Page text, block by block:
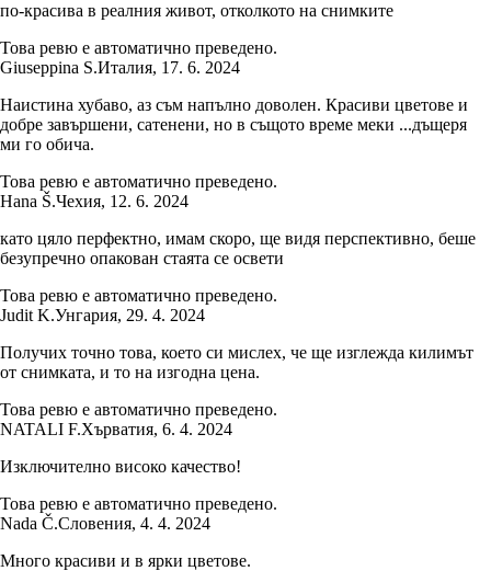
по-красива в реалния живот, отколкото на снимките
Това ревю е автоматично преведено.
Giuseppina S.Италия, 17. 6. 2024
Наистина хубаво, аз съм напълно доволен. Красиви цветове и
добре завършени, сатенени, но в същото време меки ...дъщеря
ми го обича.
Това ревю е автоматично преведено.
Hana Š.Чехия, 12. 6. 2024
като цяло перфектно, имам скоро, ще видя перспективно, беше
безупречно опакован стаята се освети
Това ревю е автоматично преведено.
Judit K.Унгария, 29. 4. 2024
Получих точно това, което си мислех, че ще изглежда килимът
от снимката, и то на изгодна цена.
Това ревю е автоматично преведено.
NATALI F.Хърватия, 6. 4. 2024
Изключително високо качество!
Това ревю е автоматично преведено.
Nada Č.Словения, 4. 4. 2024
Много красиви и в ярки цветове.